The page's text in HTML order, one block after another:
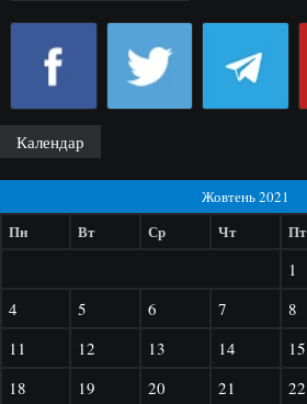
Календар
Жовтень 2021
Пн Вт Ср Чт Пт
1
4
5 6 7 8
11
12 13 14 15
18
19 20 21 22